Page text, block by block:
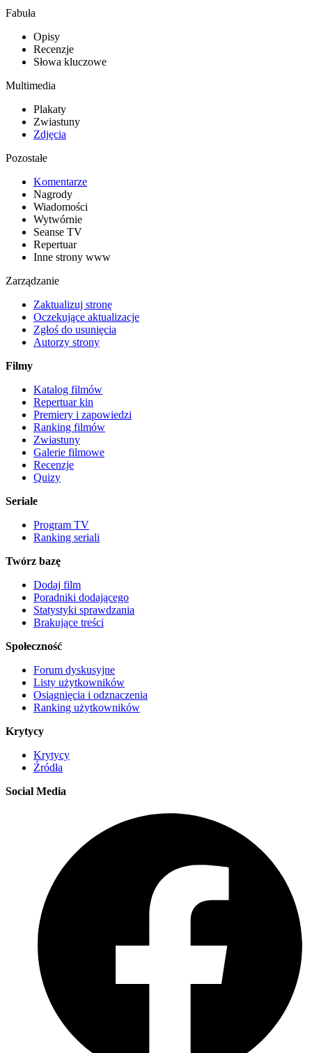
Fabuła
Opisy
Recenzje
Słowa kluczowe
Multimedia
Plakaty
Zwiastuny
Zdjęcia
Pozostałe
Komentarze
Nagrody
Wiadomości
Wytwórnie
Seanse TV
Repertuar
Inne strony www
Zarządzanie
Zaktualizuj stronę
Oczekujące aktualizacje
Zgłoś do usunięcia
Autorzy strony
Filmy
Katalog filmów
Repertuar kin
Premiery i zapowiedzi
Ranking filmów
Zwiastuny
Galerie filmowe
Recenzje
Quizy
Seriale
Program TV
Ranking seriali
Twórz bazę
Dodaj film
Poradniki dodającego
Statystyki sprawdzania
Brakujące treści
Społeczność
Forum dyskusyjne
Listy użytkowników
Osiągnięcia i odznaczenia
Ranking użytkowników
Krytycy
Krytycy
Źródła
Social Media